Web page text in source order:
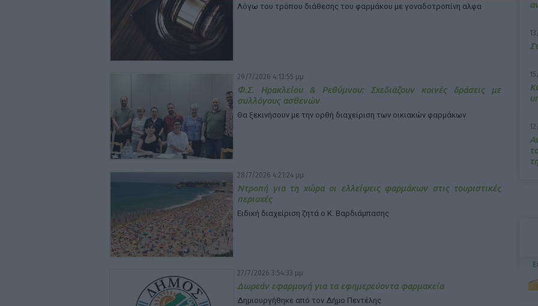
Λόγω του τρόπου διάθεσης του φαρμάκου με γοναδοτροπίνη αλφα
29/7/2026 4:13:55 μμ
Φ.Σ. Ηρακλείου & Ρεθύμνου: Σχεδιάζουν κοινές δράσεις με
συλλόγους ασθενών
Θα ξεκινήσουν με την ορθή διαχείριση των οικιακών φαρμάκων
28/7/2026 4:21:24 μμ
Ντροπή για τη χώρα οι ελλείψεις φαρμάκων στις τουριστικές
περιοχές
Ειδική διαχείριση ζητά ο Κ. Βαρδιάμπασης
27/7/2026 3:54:33 μμ
Δωρεάν εφαρμογή για τα εφημερεύοντα φαρμακεία
Δημιουργήθηκε από τον Δήμο Πεντέλης